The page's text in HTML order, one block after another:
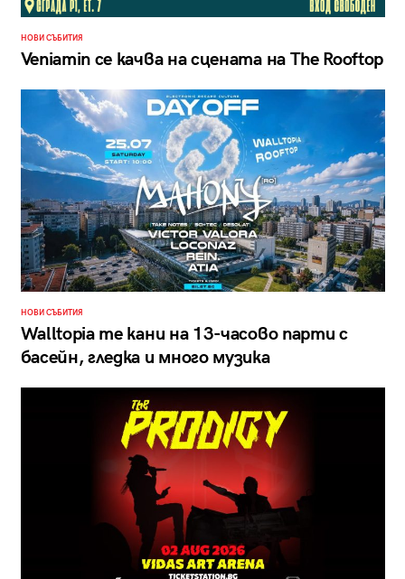
НОВИ СЪБИТИЯ
Veniamin се качва на сцената на The Rooftop
НОВИ СЪБИТИЯ
Walltopia те кани на 13-часово парти с
басейн, гледка и много музика